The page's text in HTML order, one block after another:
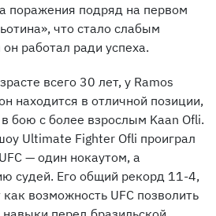
поражения подряд на первом
что стало слабым
работал ради успеха.
всего 30 лет, у Ramos
находится в отличной позиции,
бою с более взрослым Kaan Ofli.
Ultimate Fighter Ofli проиграл
— один нокаутом, а
судей. Его общий рекорд 11-4,
возможность UFC позволить